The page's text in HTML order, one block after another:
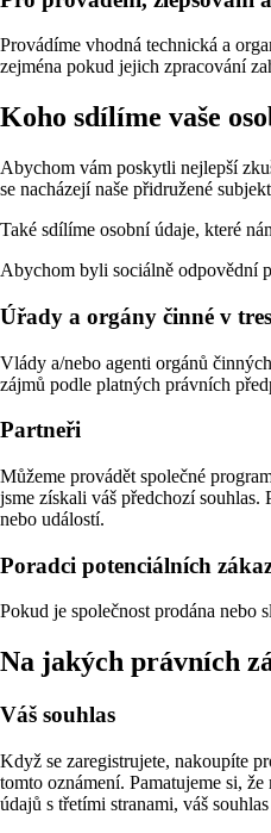
Provádíme vhodná technická a
zejména pokud jejich zpracování
Koho sdílíme vaše
Abychom vám poskytli nejlepší
se nacházejí naše přidružené
Také sdílíme osobní údaje, které
Abychom byli sociálně odpovědní
Úřady a orgány činné v
Vlády a/nebo agenti orgánů
zájmů podle platných právních
Partneři
Můžeme provádět společné
jsme získali váš předchozí
nebo událostí.
Poradci potenciálních
Pokud je společnost prodána nebo
Na jakých právních
Váš souhlas
Když se zaregistrujete, nakoupíte
tomto oznámení. Pamatujeme si,
údajů s třetími stranami, váš